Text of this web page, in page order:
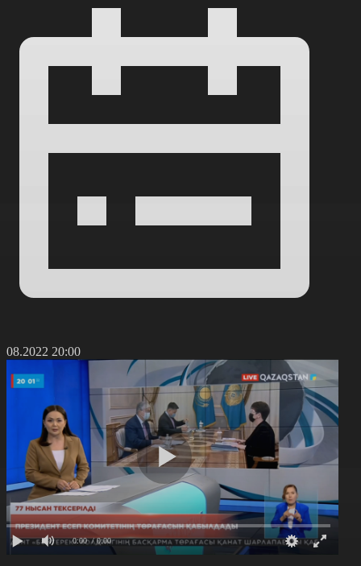
20:00
0:00 / 0:00